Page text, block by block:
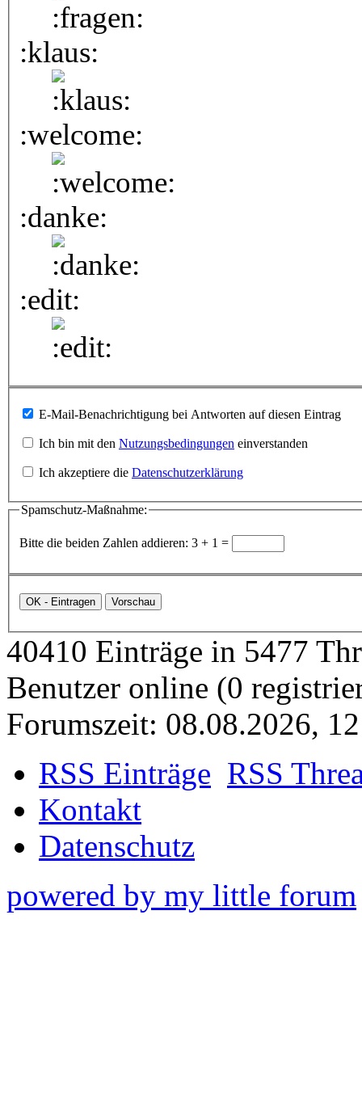
:klaus:
:welcome:
:danke:
:edit:
E-Mail-Benachrichtigung bei Antworten auf diesen Eintrag
Ich bin mit den Nutzungsbedingungen einverstanden
Ich akzeptiere die Datenschutzerklärung
Spamschutz-Maßnahme:
Bitte die beiden Zahlen addieren: 3 + 1 =
40410 Einträge in 5477
Benutzer online (0
Forumszeit: 08.08.2026,
RSS Einträge RSS
Kontakt
Datenschutz
powered by my little forum